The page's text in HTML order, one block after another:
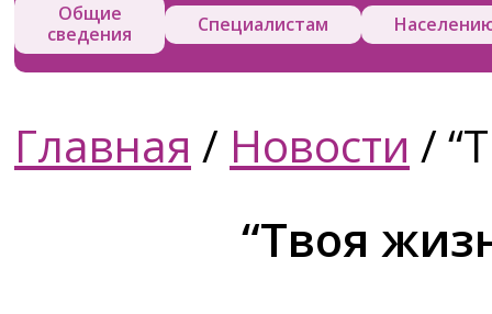
Общие
сведения
Специалистам
Главная / Новости /
“Твоя